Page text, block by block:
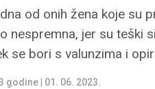
od onih žena koje su
nespremna, jer su teški
se bori s valunzima i
godine
01. 06. 2023.